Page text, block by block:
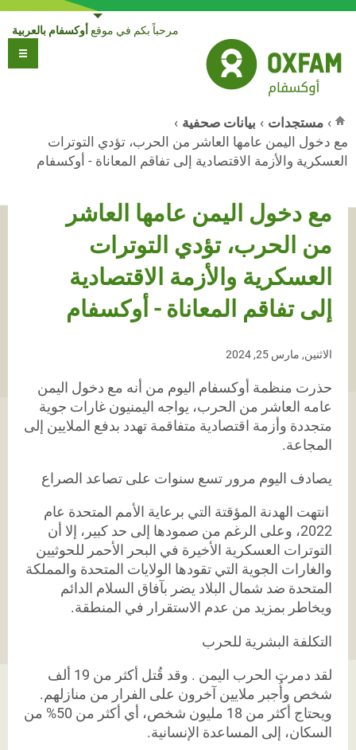
مرحباً بكم في موقع أوكسفام بالعربية
أنت هنا
› مستجدات › بيانات صحفية ›
مع دخول اليمن عامها العاشر من الحرب، تؤدي التوترات
العسكرية والأزمة الاقتصادية إلى تفاقم المعاناة - أوكسفام
مع دخول اليمن عامها العاشر
من الحرب، تؤدي التوترات
العسكرية والأزمة الاقتصادية
إلى تفاقم المعاناة - أوكسفام
الاثنين, مارس 25, 2024
حذرت منظمة أوكسفام اليوم من أنه مع دخول اليمن
عامه العاشر من الحرب، يواجه اليمنيون غارات جوية
متجددة وأزمة اقتصادية متفاقمة تهدد بدفع الملايين إلى
المجاعة.
يصادف اليوم مرور تسع سنوات على تصاعد الصراع
انتهت الهدنة المؤقتة التي برعاية الأمم المتحدة عام
2022، وعلى الرغم من صمودها إلى حد كبير، إلا أن
التوترات العسكرية الأخيرة في البحر الأحمر للحوثيين
والغارات الجوية التي تقودها الولايات المتحدة والمملكة
المتحدة ضد شمال البلاد يضر بآفاق السلام الدائم
ويخاطر بمزيد من عدم الاستقرار في المنطقة.
التكلفة البشرية للحرب
لقد دمرت الحرب اليمن . وقد قُتل أكثر من 19 ألف
شخص وأُجبر ملايين آخرون على الفرار من منازلهم.
ويحتاج أكثر من 18 مليون شخص، أي أكثر من 50% من
السكان، إلى المساعدة الإنسانية.